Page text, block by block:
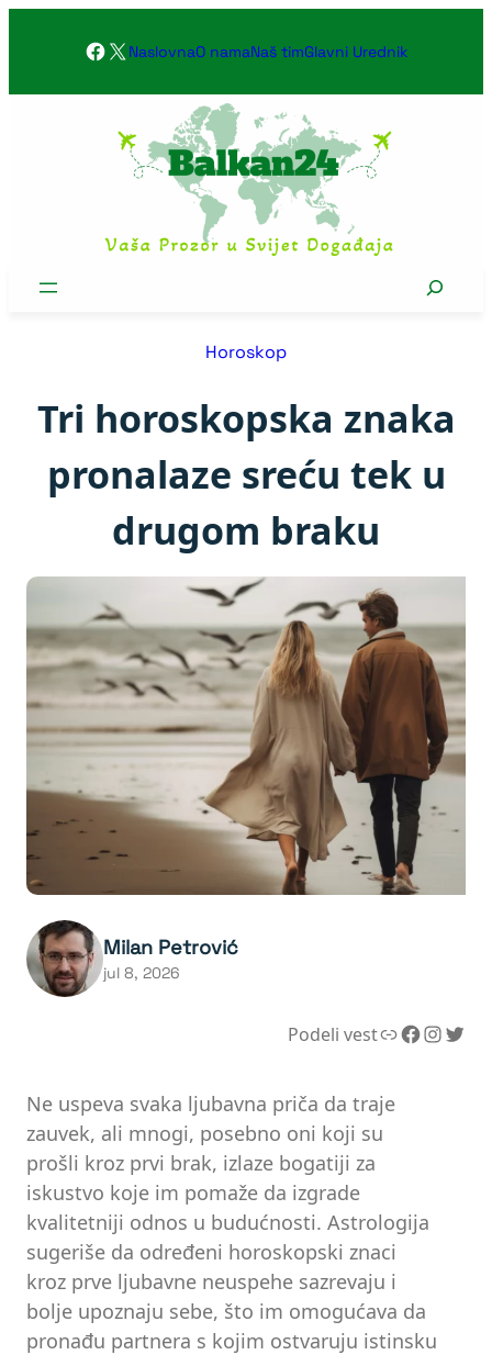
Facebook
X NaslovnaO namaNaš timGlavni Urednik
Search
Horoskop
Tri horoskopska znaka
pronalaze sreću tek u
drugom braku
Milan Petrović
jul 8, 2026
Podeli vestLink Facebook InstagramTwitter
Ne uspeva svaka ljubavna priča da traje
zauvek, ali mnogi, posebno oni koji su
prošli kroz prvi brak, izlaze bogatiji za
iskustvo koje im pomaže da izgrade
kvalitetniji odnos u budućnosti. Astrologija
sugeriše da određeni horoskopski znaci
kroz prve ljubavne neuspehe sazrevaju i
bolje upoznaju sebe, što im omogućava da
pronađu partnera s kojim ostvaruju istinsku